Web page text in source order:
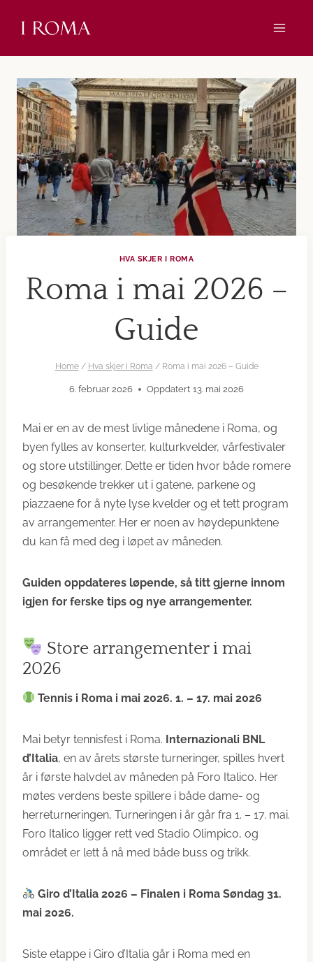
HVA SKJER I ROMA
Roma i mai 2026 –
Guide
Home / Hva skjer i Roma / Roma i mai 2026 – Guide
6. februar 2026 Oppdatert 13. mai 2026
Mai er en av de mest livlige månedene i Roma, og
byen fylles av konserter, kulturkvelder, vårfestivaler
og store utstillinger. Dette er tiden hvor både romere
og besøkende trekker ut i gatene, parkene og
piazzaene for å nyte lyse kvelder og et tett program
av arrangementer. Her er noen av høydepunktene
du kan få med deg i løpet av måneden.
Guiden oppdateres løpende, så titt gjerne innom
igjen for ferske tips og nye arrangementer.
Store arrangementer i mai
2026
Tennis i Roma i mai 2026. 1. – 17. mai 2026
Mai betyr tennisfest i Roma. Internazionali BNL
d’Italia, en av årets største turneringer, spilles hvert
år i første halvdel av måneden på Foro Italico. Her
møtes verdens beste spillere i både dame- og
herreturneringen, Turneringen i år går fra 1. – 17. mai.
Foro Italico ligger rett ved Stadio Olimpico, og
området er lett å nå med både buss og trikk.
Giro d’Italia 2026 – Finalen i RomaSøndag 31.
mai 2026.
Siste etappe i Giro d’Italia går i Roma med en